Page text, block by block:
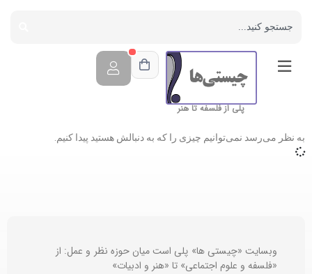
پلی از فلسفه تا هنر
به نظر می‌رسد نمی‌توانیم چیزی را که به دنبالش هستید پیدا کنیم.
وبسایت «چیستی ها» پلی است میان حوزه نظر و عمل: از
«فلسفه و علوم اجتماعی» تا «هنر و ادبیات»